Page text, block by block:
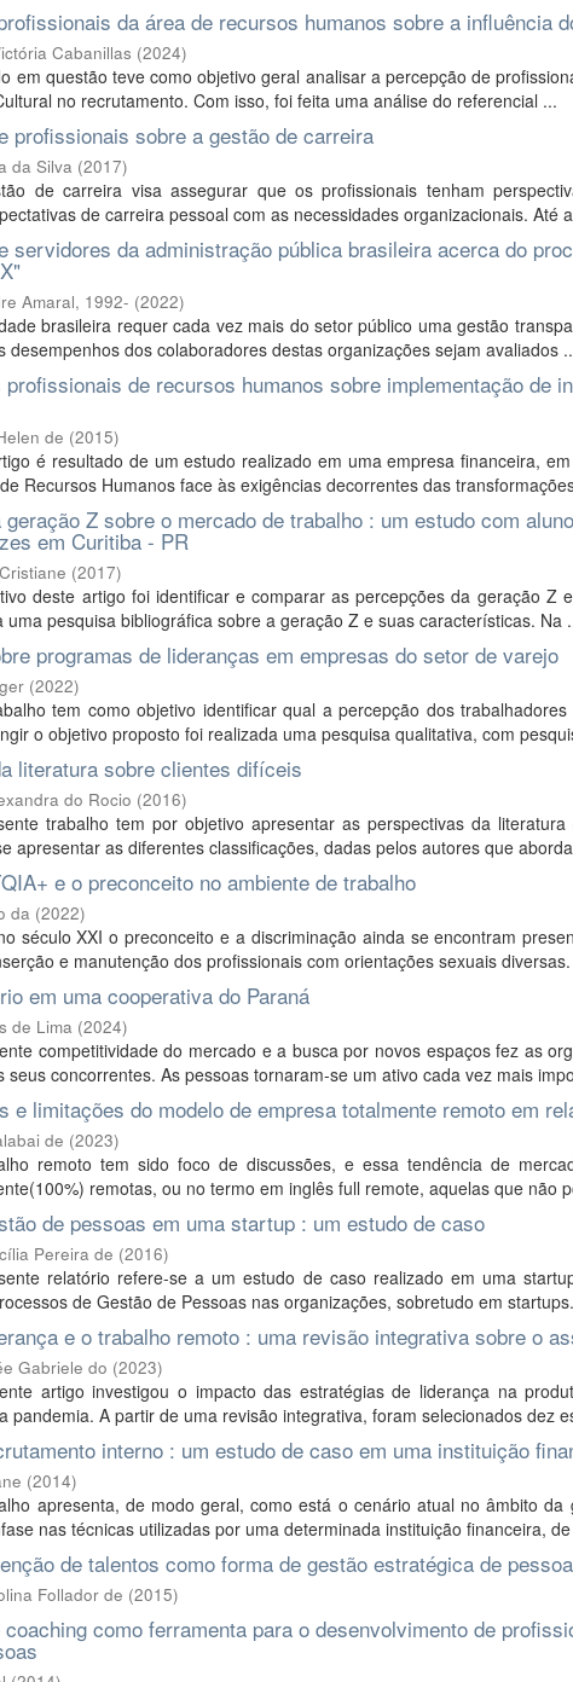
da área de recursos humanos sobre a influência
Cabanillas (2024)
em questão teve como objetivo geral analisar a percepção de
no recrutamento. Com isso, foi feita uma análise do referencial ...
profissionais sobre a gestão de carreira
da Silva (2017)
de carreira visa assegurar que os profissionais tenham
de carreira pessoal com as necessidades organizacionais. Até
servidores da administração pública brasileira acerca do
Amaral, 1992- (2022)
brasileira requer cada vez mais do setor público uma gestão
desempenhos dos colaboradores destas organizações sejam avaliados
profissionais de recursos humanos sobre implementação de
de (2015)
é resultado de um estudo realizado em uma empresa financeira,
Recursos Humanos face às exigências decorrentes das
geração Z sobre o mercado de trabalho : um estudo com
em Curitiba - PR
(2017)
deste artigo foi identificar e comparar as percepções da geração Z
uma pesquisa bibliográfica sobre a geração Z e suas características. Na
programas de lideranças em empresas do setor de varejo
(2022)
tem como objetivo identificar qual a percepção dos
o objetivo proposto foi realizada uma pesquisa qualitativa, com
literatura sobre clientes difíceis
do Rocio (2016)
trabalho tem por objetivo apresentar as perspectivas da
apresentar as diferentes classificações, dadas pelos autores que
e o preconceito no ambiente de trabalho
da (2022)
século XXI o preconceito e a discriminação ainda se encontram
e manutenção dos profissionais com orientações sexuais
em uma cooperativa do Paraná
de Lima (2024)
competitividade do mercado e a busca por novos espaços fez as
seus concorrentes. As pessoas tornaram-se um ativo cada vez mais
e limitações do modelo de empresa totalmente remoto em
de (2023)
remoto tem sido foco de discussões, e essa tendência de
remotas, ou no termo em inglês full remote, aquelas que não
de pessoas em uma startup : um estudo de caso
Pereira de (2016)
relatório refere-se a um estudo de caso realizado em uma
de Gestão de Pessoas nas organizações, sobretudo em
e o trabalho remoto : uma revisão integrativa sobre o
Gabriele do (2023)
artigo investigou o impacto das estratégias de liderança na
pandemia. A partir de uma revisão integrativa, foram selecionados dez
interno : um estudo de caso em uma instituição
(2014)
apresenta, de modo geral, como está o cenário atual no âmbito
nas técnicas utilizadas por uma determinada instituição financeira,
de talentos como forma de gestão estratégica de
Follador de (2015)
como ferramenta para o desenvolvimento de